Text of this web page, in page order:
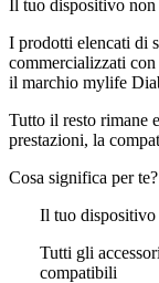
Il tuo dispositivo non
I prodotti elencati di
commercializzati
il marchio mylife
Tutto il resto rimane
prestazioni, la
Cosa significa per te?
Il tuo dispositivo
Tutti gli
compatibili